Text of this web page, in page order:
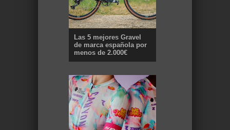
Las 5 mejores Gravel
de marca española por
menos de 2.000€